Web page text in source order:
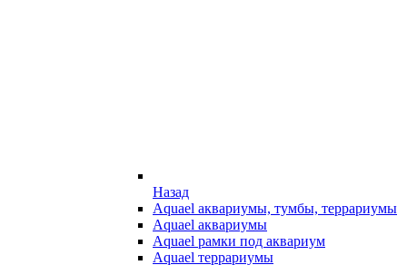
Назад
Aquael аквариумы, тумбы, террариумы
Aquael аквариумы
Aquael рамки под аквариум
Aquael террариумы